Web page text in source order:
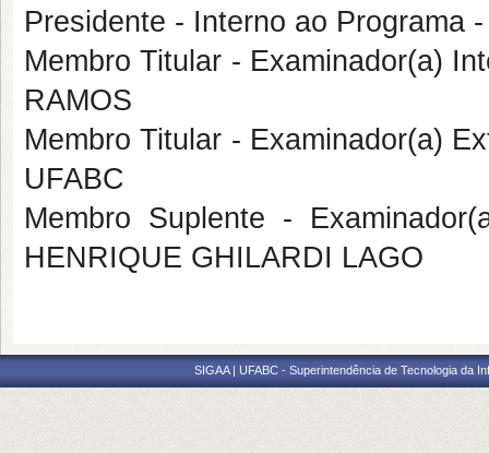
Presidente - Interno ao Programa
Membro Titular - Examinador(a)
RAMOS
Membro Titular - Examinador(a)
UFABC
Membro Suplente -
HENRIQUE GHILARDI LAGO
SIGAA | UFABC - Superintendência de Tecnologia da